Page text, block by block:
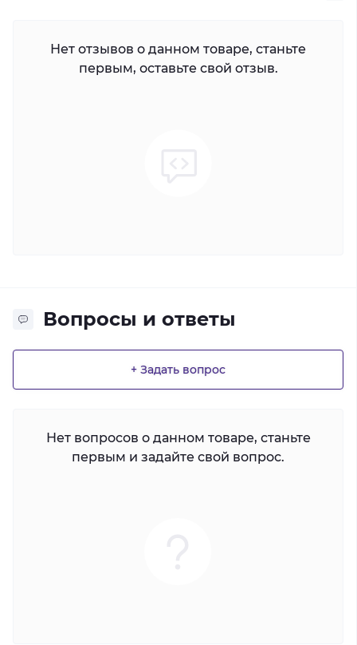
Нет отзывов о данном товаре, станьте
первым, оставьте свой отзыв.
Вопросы и ответы
+ Задать вопрос
Нет вопросов о данном товаре, станьте
первым и задайте свой вопрос.